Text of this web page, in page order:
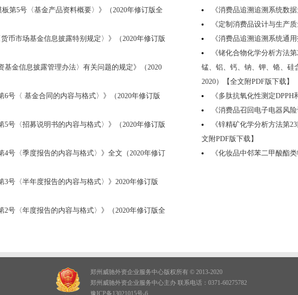
第5号〈基金产品资料概要〉》（2020年修订版全
币市场基金信息披露特别规定〉》（2020年修订版
基金信息披露管理办法〉有关问题的规定》（2020
6号〈 基金合同的内容与格式〉》（2020年修订版
5号〈招募说明书的内容与格式〉》（2020年修订版
4号〈季度报告的内容与格式〉》全文（2020年修订
3号〈半年度报告的内容与格式〉》2020年修订版
2号〈年度报告的内容与格式〉》（2020年修订版全
《消费品追溯追溯系统数
《定制消费品设计与生产
《消费品追溯追溯系统通
《铑化合物化学分析方法
锰、铝、钙、钠、钾、铬、硅
2020）【全文附PDF版下载】
《多肽抗氧化性测定DPPH
《消费品召回电子电器风
《锌精矿化学分析方法第
文附PDF版下载】
《化妆品中邻苯二甲酸酯
郑州威驰外资企业服务中心版权所有 © 2013-2020
郑州威驰外资企业服务中心主办 联系电话：0371-60275782
豫ICP备13021015号-6